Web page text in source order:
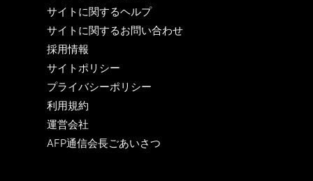
サイトに関するヘルプ
サイトに関するお問い合わせ
採用情報
サイトポリシー
プライバシーポリシー
利用規約
運営会社
AFP通信会長ごあいさつ